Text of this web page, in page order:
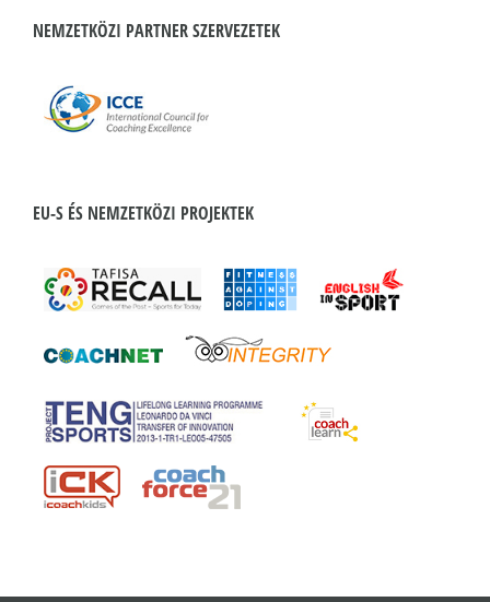
NEMZETKÖZI PARTNER SZERVEZETEK
EU-S ÉS NEMZETKÖZI PROJEKTEK